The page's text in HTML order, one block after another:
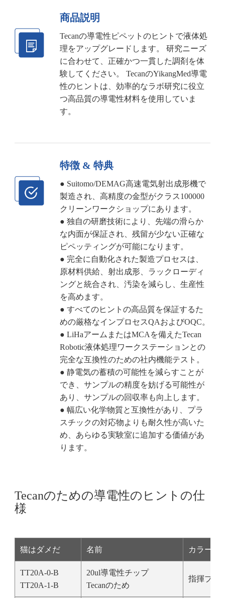
商品説明
Tecanの導電性ピペットのヒントで液体処
理をアップグレードします。 研究ニーズ
に合わせて、正確かつ一貫した調剤を体
験してください。 TecanのYikangMed導電
性のヒントは、効率的なラボ研究に役立
つ高品質の導電性材料を使用していま
す。
特徴 & 特典
● Suitomo/DEMAG高速電気射出成形機で
製造され、高精度の金型がクラス100000
クリーンワークショップにあります。
● 独自の研磨技術により、先端の滑らか
な内面が保証され、残留が少ない正確な
ピペッティングが可能になります。
● 完全に自動化された製造プロセスは、
原材料供給、射出成形、ラックローディ
ングと統合され、汚染を減らし、生産性
を高めます。
● すべてのヒントの高品質を保証するた
めの厳格なインプロセスQAおよびOQC。
● LiHaアームまたはMCAを備えたTecan
Robotic液体処理ワークステーションとの
完全な互換性のための社内機能テスト。
● 静電気の蓄積の可能性を減らすことが
でき、サンプルの精度を妨げる可能性が
あり、サンプルの回収率も向上します。
● 幅広い化学物質と互換性があり、プラ
スチックの対応物よりも耐久性が高いた
め、あらゆる実験室に追加する価値があ
ります。
Tecanのための導電性のヒントの仕
様
猫はダメだ 名前 カラー
TT20A-0-B
TT20A-1-B
20ul導電性チップ
Tecanのため
指揮ブラ